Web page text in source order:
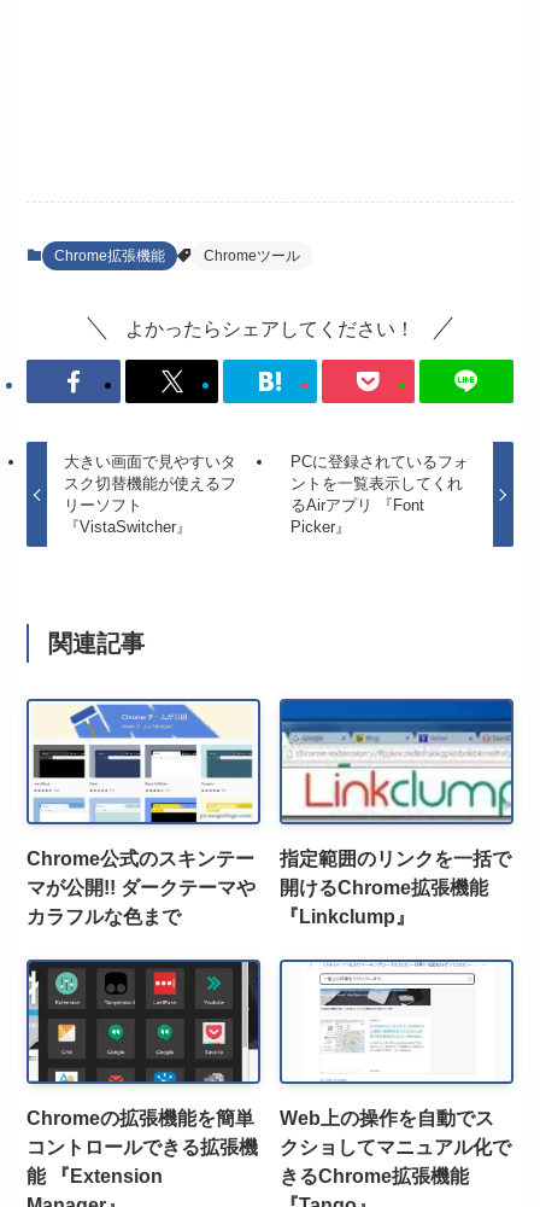
Chrome拡張機能 Chromeツール
よかったらシェアしてください！
大きい画面で見やすいタ
スク切替機能が使えるフ
リーソフト
『VistaSwitcher』
PCに登録されているフォ
ントを一覧表示してくれ
るAirアプリ 『Font
Picker』
関連記事
Chrome公式のスキンテー
マが公開!! ダークテーマや
カラフルな色まで
指定範囲のリンクを一括で
開けるChrome拡張機能
『Linkclump』
Chromeの拡張機能を簡単
コントロールできる拡張機
能 『Extension
Web上の操作を自動でス
クショしてマニュアル化で
きるChrome拡張機能